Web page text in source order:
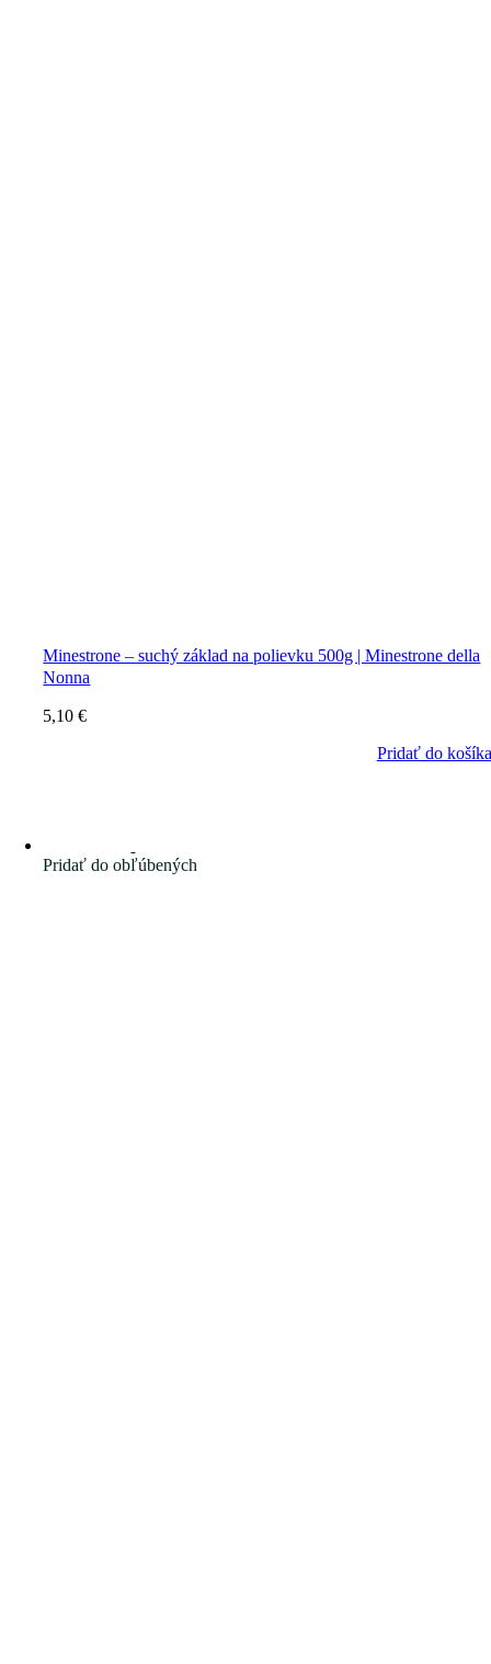
Minestrone – suchý základ na polievku 500g | Minestrone della
Nonna
5,10€
Pridať do košíka
Pridať do obľúbených